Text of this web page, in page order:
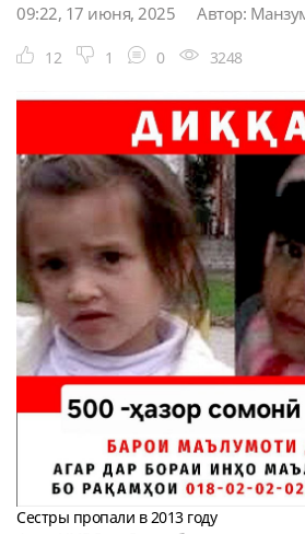
09:22, 17 июня, 2025 Автор:
12 1 0 3248
Сестры пропали в 2013 году